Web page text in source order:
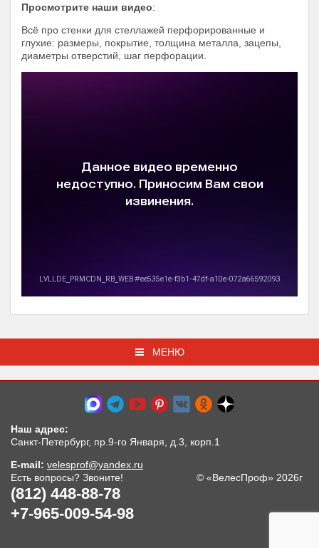
Просмотрите наши видео:
Всё про стенки для стеллажей перфорированные и
глухие: размеры, покрытие, толщина металла, зацепы,
диаметры отверстий, шаг перфорации.
МЕНЮ
Наш адрес:
Санкт-Петербург, пр.9-го Января, д.3, корп.1
E-mail: velesprof@yandex.ru
Есть вопросы? Звоните!
(812) 448-88-78
+7-965-009-54-98
© «ВелесПроф» 2026г